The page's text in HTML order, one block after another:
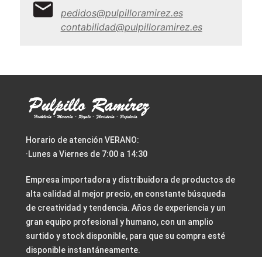
pedidos@pulpilloramirez.es
contabilidad@pulpilloramirez.es
Horario de atención VERANO:
·Lunes a Viernes de 7:00 a 14:30
Empresa importadora y distribuidora de productos de
alta calidad al mejor precio, en constante búsqueda
de creatividad y tendencia. Años de experiencia y un
gran equipo profesional y humano, con un amplio
surtido y stock disponible, para que su compra esté
disponible instantáneamente.